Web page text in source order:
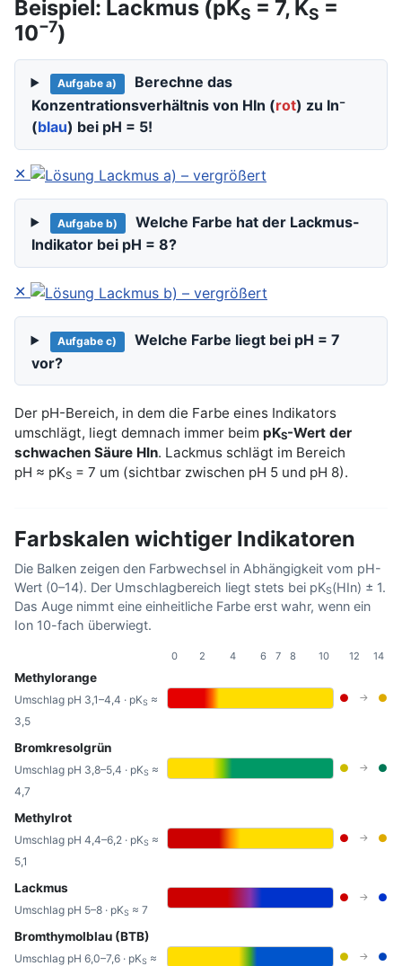
Beispiel: Lackmus (pKS = 7, KS =
10−7)
Aufgabe a)
Berechne das
Konzentrationsverhältnis von HIn (rot) zu In⁻
(blau) bei pH = 5!
✕
Aufgabe b)
Welche Farbe hat der Lackmus-
Indikator bei pH = 8?
✕
Aufgabe c)
Welche Farbe liegt bei pH = 7
vor?
Der pH-Bereich, in dem die Farbe eines Indikators
umschlägt, liegt demnach immer beim pKS-Wert der
schwachen Säure HIn. Lackmus schlägt im Bereich
pH ≈ pKS = 7 um (sichtbar zwischen pH 5 und pH 8).
Farbskalen wichtiger Indikatoren
Die Balken zeigen den Farbwechsel in Abhängigkeit vom pH-
Wert (0–14). Der Umschlagbereich liegt stets bei pKS(HIn) ± 1.
Das Auge nimmt eine einheitliche Farbe erst wahr, wenn ein
Ion 10-fach überwiegt.
0 2 4 6 7 8 10 12 14
Methylorange
Umschlag pH 3,1–4,4 · pKS ≈
3,5
● → ●
Bromkresolgrün
Umschlag pH 3,8–5,4 · pKS ≈
4,7
● → ●
Methylrot
Umschlag pH 4,4–6,2 · pKS ≈
5,1
● → ●
Lackmus
Umschlag pH 5–8 · pKS ≈ 7
● → ●
Bromthymolblau (BTB)
Umschlag pH 6,0–7,6 · pKS ≈ ● → ●